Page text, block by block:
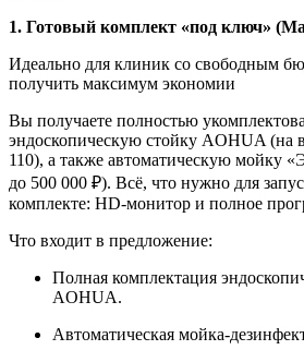
1. Готовый комплект «под ключ»
Идеально для клиник со свободным
получить максимум экономии
Вы получаете полностью
эндоскопическую стойку AOHUA
110), а также автоматическую мойку
до 500 000 ₽). Всё, что нужно для
комплекте: HD-монитор и полное
Что входит в предложение:
Полная комплектация
AOHUA.
Автоматическая мойка-